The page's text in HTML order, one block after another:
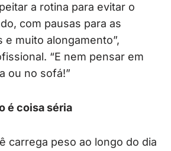
a rotina para evitar o
com pausas para as
muito alongamento”,
“E nem pensar em
ou no sofá!”
é coisa séria
carrega peso ao longo do dia